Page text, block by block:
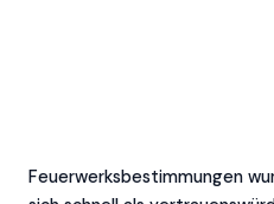
Feuerwerksbestimmungen